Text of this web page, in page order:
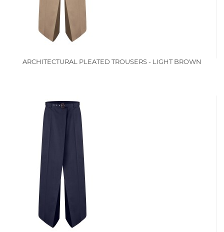
ARCHITECTURAL PLEATED TROUSERS - LIGHT BROWN